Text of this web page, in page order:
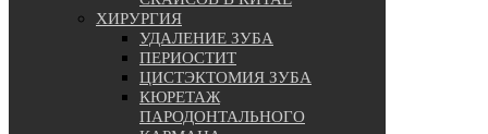
ХИРУРГИЯ
УДАЛЕНИЕ ЗУБА
ПЕРИОСТИТ
ЦИСТЭКТОМИЯ ЗУБА
КЮРЕТАЖ
ПАРОДОНТАЛЬНОГО